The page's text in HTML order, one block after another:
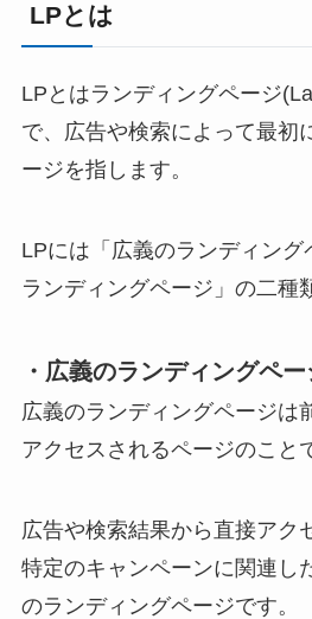
LPとは
LPとはランディングページ
で、広告や検索によって最初
ージを指します。
LPには「広義のランディン
ランディングページ」の二種
・広義のランディングペー
広義のランディングページは
アクセスされるページのこと
広告や検索結果から直接アク
特定のキャンペーンに関連し
のランディングページです。